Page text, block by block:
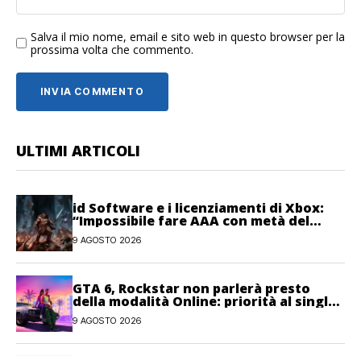
Salva il mio nome, email e sito web in questo browser per la
prossima volta che commento.
ULTIMI ARTICOLI
id Software e i licenziamenti di Xbox:
“Impossibile fare AAA con metà del
personale”
9 AGOSTO 2026
GTA 6, Rockstar non parlerà presto
della modalità Online: priorità al single-
player
9 AGOSTO 2026